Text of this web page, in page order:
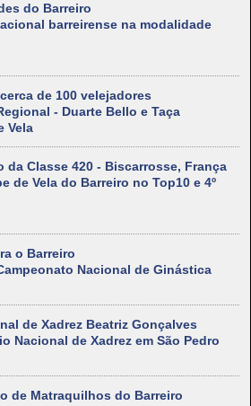
do Barreiro
barreirense na modalidade
de 100 velejadores
- Duarte Bello e Taça
Vela
da Classe 420 - Biscarrosse, França
de Vela do Barreiro no Top10 e 4º
o Barreiro
Nacional de Ginástica
de Xadrez Beatriz Gonçalves
Nacional de Xadrez em São Pedro
de Matraquilhos do Barreiro